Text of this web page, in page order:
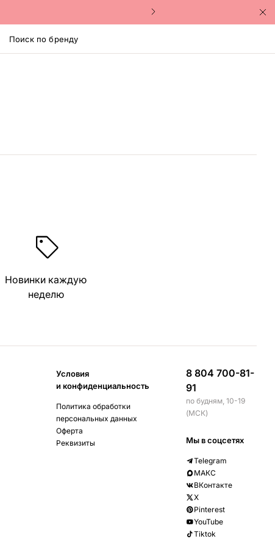
Поиск по бренду
Новинки каждую
неделю
Условия
и конфиденциальность
Политика обработки
персональных данных
Оферта
Реквизиты
8 804 700-81-
91
по будням, 10-19
(МСК)
Мы в соцсетях
Telegram
МАКС
ВКонтакте
X
Pinterest
YouTube
Tiktok